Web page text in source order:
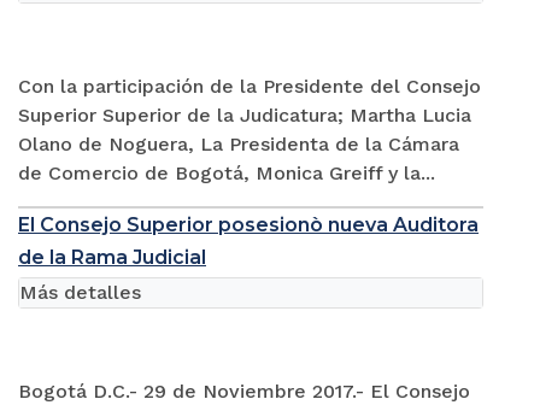
Con la participación de la Presidente del Consejo
Superior Superior de la Judicatura; Martha Lucia
Olano de Noguera, La Presidenta de la Cámara
de Comercio de Bogotá, Monica Greiff y la...
El Consejo Superior posesionò nueva Auditora
de la Rama Judicial
Bogotá D.C.- 29 de Noviembre 2017.- El Consejo
Más detalles